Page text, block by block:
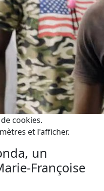
cookies.
et l'afficher.
un
Françoise